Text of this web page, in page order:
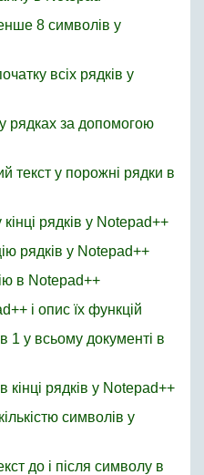
8 символів у
всіх рядків у
рядках за допомогою
текст у порожні рядки в
рядків у Notepad++
рядків у Notepad++
в Notepad++
і опис їх функцій
1 у всьому документі в
кінці рядків у Notepad++
символів у
до і після символу в